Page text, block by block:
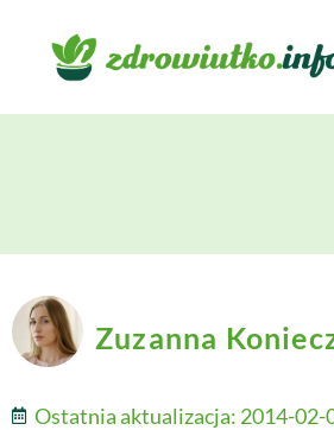
Zuzanna
Ostatnia aktualizacja: 2014-02-